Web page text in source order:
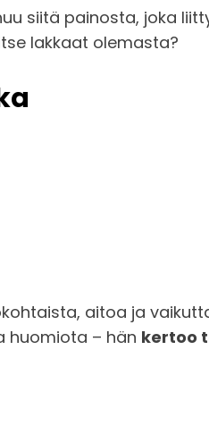
siitä painosta, joka
lakkaat olemasta?
aitoa ja
huomiota – hän kertoo